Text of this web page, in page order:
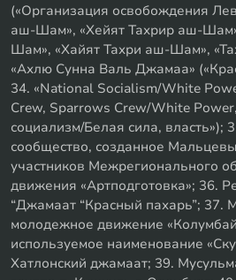
(«Организация освобождения
аш-Шам», «Хейят Тахрир аш-
Шам», «Хайят Тахри аш-Шам»,
«Ахлю Сунна Валь Джамаа»
34. «National Socialism/White
Crew, Sparrows Crew/White
социализм/Белая сила, власть»);
сообщество, созданное
участников Межрегионального
движения «Артподготовка»; 36.
“Джамаат “Красный пахарь”; 37.
молодежное движение
используемое наименование
Хатлонский джамаат; 39.